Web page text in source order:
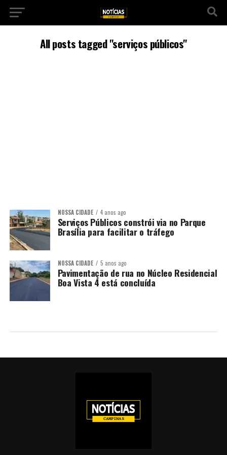
All posts tagged "serviços públicos"
NOSSA CIDADE 4 anos ago
Serviços Públicos constrói via no Parque
Brasília para facilitar o tráfego
NOSSA CIDADE 5 anos ago
Pavimentação de rua no Núcleo Residencial
Boa Vista 4 está concluída